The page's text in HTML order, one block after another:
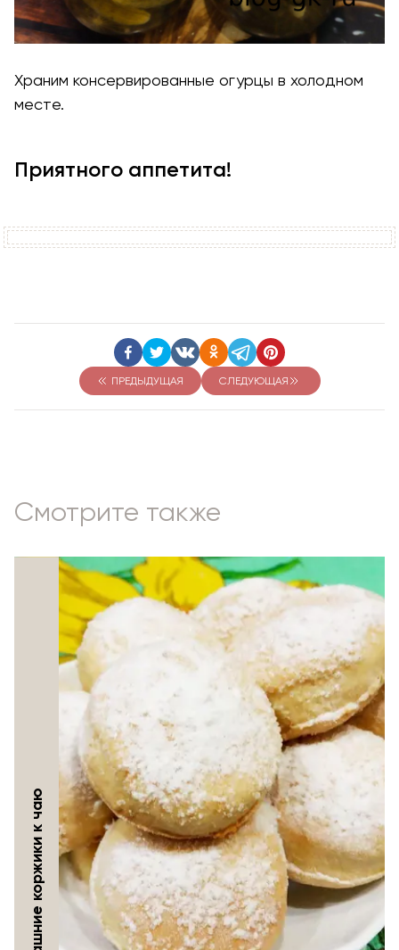
Храним консервированные огурцы в холодном
месте.
Приятного аппетита!
ПРЕДЫДУЩАЯ СЛЕДУЮЩАЯ
Смотрите также
Домашние коржики к чаю